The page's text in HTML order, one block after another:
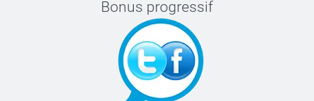
Bonus progressif